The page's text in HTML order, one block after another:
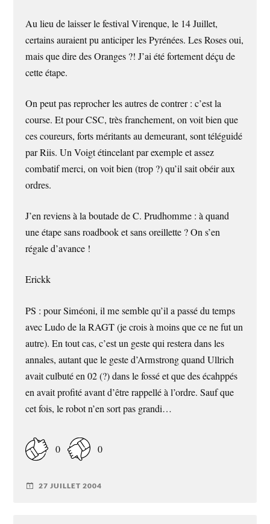
Au lieu de laisser le festival Virenque, le 14 Juillet,
certains auraient pu anticiper les Pyrénées. Les Roses oui,
mais que dire des Oranges ?! J’ai été fortement déçu de
cette étape.
On peut pas reprocher les autres de contrer : c’est la
course. Et pour CSC, très franchement, on voit bien que
ces coureurs, forts méritants au demeurant, sont téléguidé
par Riis. Un Voigt étincelant par exemple et assez
combatif merci, on voit bien (trop ?) qu’il sait obéir aux
ordres.
J’en reviens à la boutade de C. Prudhomme : à quand
une étape sans roadbook et sans oreillette ? On s’en
régale d’avance !
Erickk
PS : pour Siméoni, il me semble qu’il a passé du temps
avec Ludo de la RAGT (je crois à moins que ce ne fut un
autre). En tout cas, c’est un geste qui restera dans les
annales, autant que le geste d’Armstrong quand Ullrich
avait culbuté en 02 (?) dans le fossé et que des écahppés
en avait profité avant d’être rappellé à l’ordre. Sauf que
cet fois, le robot n’en sort pas grandi…
0 0
27 JUILLET 2004